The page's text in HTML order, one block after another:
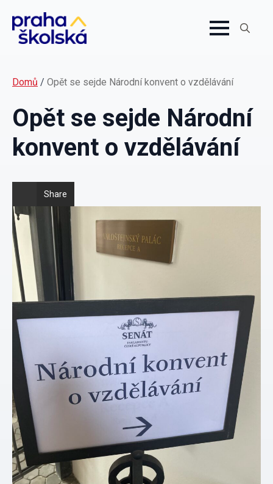
Domů / Opět se sejde Národní konvent o vzdělávání
Opět se sejde Národní
konvent o vzdělávání
Share